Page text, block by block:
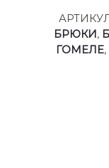
БРЮКИ,
ГОМЕЛЕ,